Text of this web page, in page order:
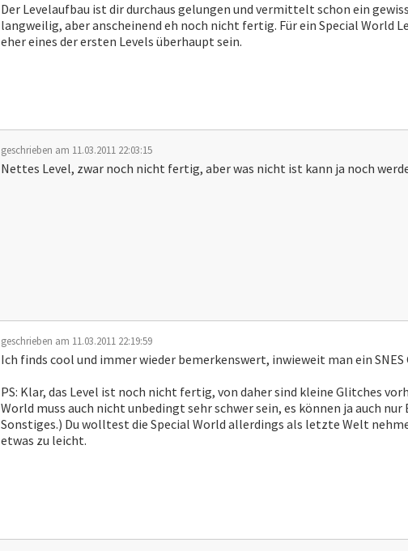
Der Levelaufbau ist dir durchaus gelungen und vermittelt schon ein
langweilig, aber anscheinend eh noch nicht fertig. Für ein Special World
eher eines der ersten Levels überhaupt sein.
geschrieben am 11.03.2011 22:03:15
Nettes Level, zwar noch nicht fertig, aber was nicht ist kann ja noch
geschrieben am 11.03.2011 22:19:59
Ich finds cool und immer wieder bemerkenswert, inwieweit man ein
PS: Klar, das Level ist noch nicht fertig, von daher sind kleine Glitches
World muss auch nicht unbedingt sehr schwer sein, es können ja auch
Sonstiges.) Du wolltest die Special World allerdings als letzte Welt
etwas zu leicht.